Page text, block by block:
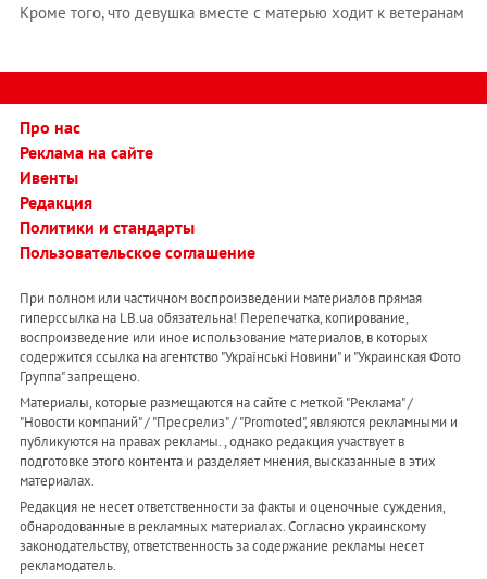
Кроме того, что девушка вместе с матерью ходит к ветеранам
Про нас
Реклама на сайте
Ивенты
Редакция
Политики и стандарты
Пользовательское соглашение
При полном или частичном воспроизведении материалов прямая
гиперссылка на LB.ua обязательна! Перепечатка, копирование,
воспроизведение или иное использование материалов, в которых
содержится ссылка на агентство "Українськi Новини" и "Украинская Фото
Группа" запрещено.
Материалы, которые размещаются на сайте с меткой "Реклама" /
"Новости компаний" / "Пресрелиз" / "Promoted", являются рекламными и
публикуются на правах рекламы. , однако редакция участвует в
подготовке этого контента и разделяет мнения, высказанные в этих
материалах.
Редакция не несет ответственности за факты и оценочные суждения,
обнародованные в рекламных материалах. Согласно украинскому
законодательству, ответственность за содержание рекламы несет
рекламодатель.